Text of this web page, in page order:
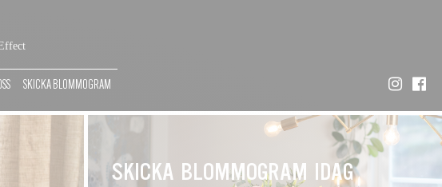
SKICKA BLOMMOGRAM
SKICKA BLOMMOGRAM IDAG